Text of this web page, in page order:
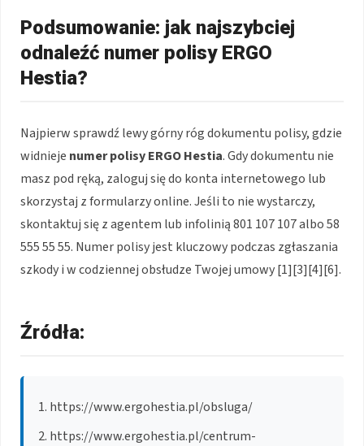
Podsumowanie: jak najszybciej
odnaleźć numer polisy ERGO
Hestia?
Najpierw sprawdź lewy górny róg dokumentu polisy, gdzie
widnieje numer polisy ERGO Hestia. Gdy dokumentu nie
masz pod ręką, zaloguj się do konta internetowego lub
skorzystaj z formularzy online. Jeśli to nie wystarczy,
skontaktuj się z agentem lub infolinią 801 107 107 albo 58
555 55 55. Numer polisy jest kluczowy podczas zgłaszania
szkody i w codziennej obsłudze Twojej umowy [1][3][4][6].
Źródła:
https://www.ergohestia.pl/obsluga/
https://www.ergohestia.pl/centrum-